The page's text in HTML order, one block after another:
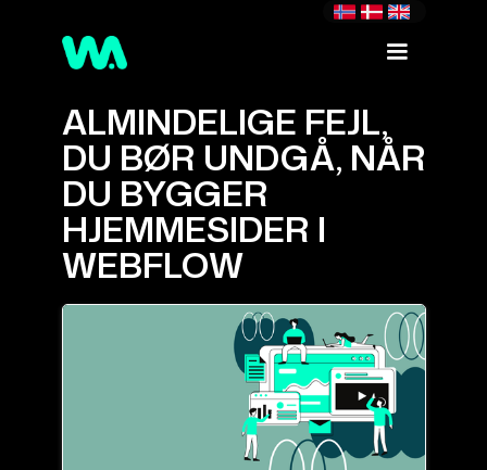
ALMINDELIGE FEJL,
DU BØR UNDGÅ, NÅR
DU BYGGER
HJEMMESIDER I
WEBFLOW